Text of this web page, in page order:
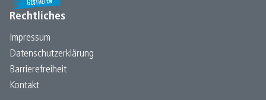
Rechtliches
Impressum
Datenschutz­erklärung
Barrierefreiheit
Kontakt